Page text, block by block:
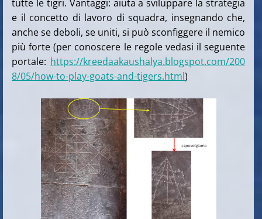
tutte le tigri. Vantaggi: aiuta a sviluppare la strategia
e il concetto di lavoro di squadra, insegnando che,
anche se deboli, se uniti, si può sconfiggere il nemico
più forte (per conoscere le regole vedasi il seguente
portale: https://kreedaakaushalya.blogspot.com/200
8/05/how-to-play-goats-and-tigers.html)